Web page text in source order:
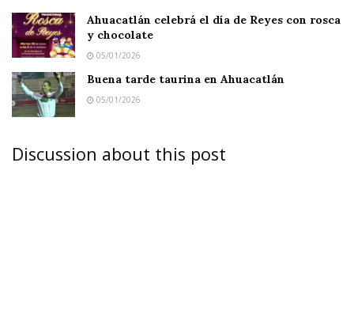
Ahuacatlán celebrá el día de Reyes con rosca
y chocolate
05/01/2026
Buena tarde taurina en Ahuacatlán
05/01/2026
Discussion about this post